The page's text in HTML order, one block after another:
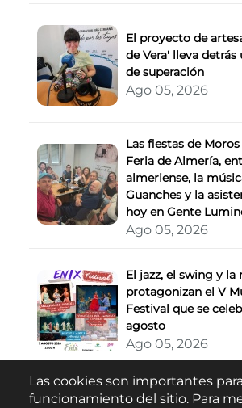
El proyecto de
de Vera' lleva
de superación
Ago 05, 2026
Las fiestas de
Feria de Almería,
almeriense, la
Guanches y la
hoy en Gente
Ago 05, 2026
El jazz, el swing y
protagonizan el V
Festival que se
agosto
Ago 05, 2026
Buscar
Las cookies son importantes
funcionamiento del sitio. Para